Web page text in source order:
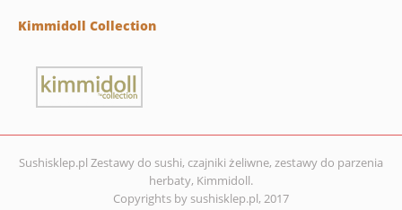
Kimmidoll Collection
Sushisklep.pl Zestawy do sushi, czajniki żeliwne, zestawy do parzenia
herbaty, Kimmidoll.
Copyrights by sushisklep.pl, 2017